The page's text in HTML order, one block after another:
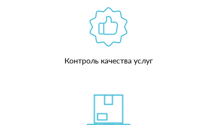
Контроль качества услуг